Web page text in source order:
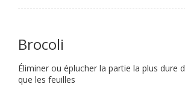
Brocoli
Éliminer ou éplucher la partie la plus dure
que les feuilles